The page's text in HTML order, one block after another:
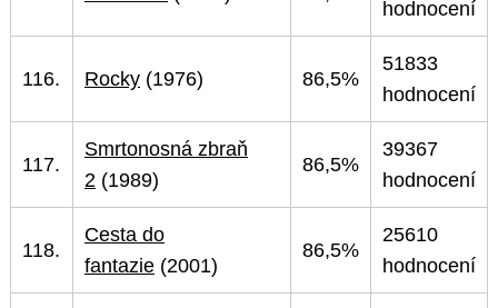
hodnocení
116. Rocky (1976) 86,5%
51833
hodnocení
117.
Smrtonosná zbraň
2 (1989)
86,5%
39367
hodnocení
118.
Cesta do
fantazie (2001)
86,5%
25610
hodnocení